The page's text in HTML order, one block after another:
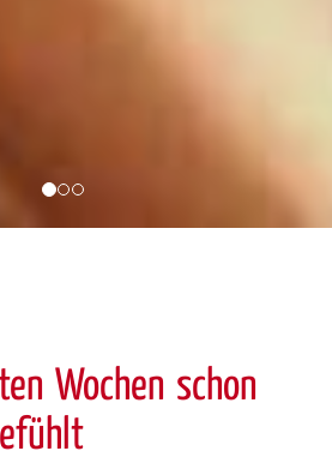
Wochen schon